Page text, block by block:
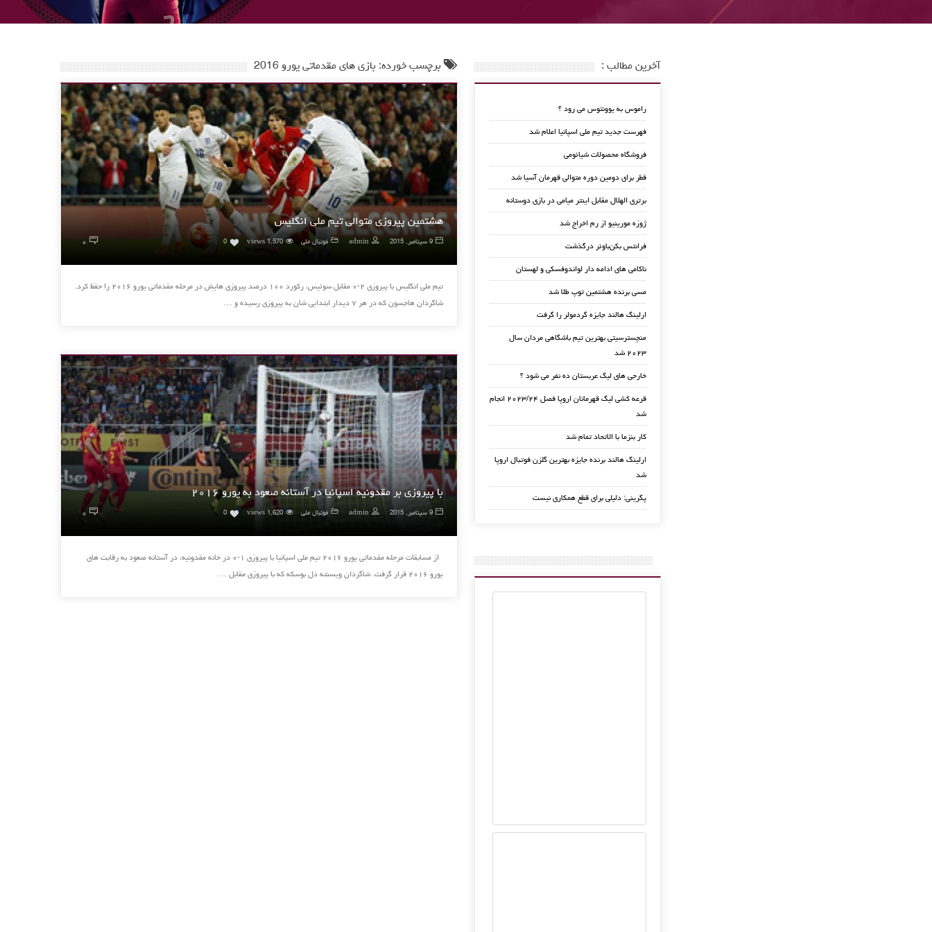
برچسب خورده: بازی های مقدماتی یورو 2016
هشتمین پیروزی متوالی تیم ملی انگلیس
9 سپتامبر, 2015 admin فوتبال ملی 1,570 views
0 ۰
تیم ملی انگلیس با پیروزی ۲-۰ مقابل سوئیس، رکورد ۱۰۰ درصد پیروزی هایش در مرحله مقدماتی یورو ۲۰۱۶ را حفظ کرد.
شاگردان هاجسون که در هر ۷ دیدار ابتدایی شان به پیروزی رسیده و …
با پیروزی بر مقدونیه اسپانیا در آستانه صعود به یورو ۲۰۱۶
9 سپتامبر, 2015 admin فوتبال ملی 1,620 views
0 ۰
از مسابقات مرحله مقدماتی یورو ۲۰۱۶ تیم ملی اسپانیا با پیروزی ۱-۰ در خانه مقدونیه، در آستانه صعود به رقابت های
یورو ۲۰۱۶ قرار گرفت. شاگردان ویسنته دل بوسکه که با پیروزی مقابل …
آخرین مطالب :
راموس به یوونتوس می رود ؟
فهرست جدید تیم ملی اسپانیا اعلام شد
فروشگاه محصولات شیائومی
قطر برای دومین دوره متوالی قهرمان آسیا شد
برتری الهلال مقابل اینتر میامی در بازی دوستانه
ژوزه مورینیو از رم اخراج شد
فرانتس بکن‌باوئر درگذشت
ناکامی های ادامه دار لواندوفسکی و لهستان
مسی برنده هشتمین توپ طلا شد
ارلینگ هالند جایزه گردمولر را گرفت
منچسترسیتی بهترین تیم باشگاهی مردان سال
۲۰۲۳ شد
خارجی های لیگ عربستان ده نفر می شود ؟
قرعه کشی لیگ قهرمانان اروپا فصل ۲۰۲۳/۲۴ انجام
شد
کار بنزما با الاتحاد تمام شد
ارلینگ هالند برنده جایزه بهترین گلزن فوتبال اروپا
شد
پگرینی: دلیلی برای قطع همکاری نیست